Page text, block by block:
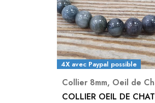
4X avec Paypal possible
Collier 8mm, Oeil de Chat
COLLIER OEIL DE CHAT 8MM